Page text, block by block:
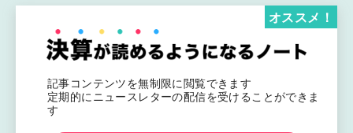
記事コンテンツを無制限に閲覧できます
定期的にニュースレターの配信を受けることができま
す
オススメ！